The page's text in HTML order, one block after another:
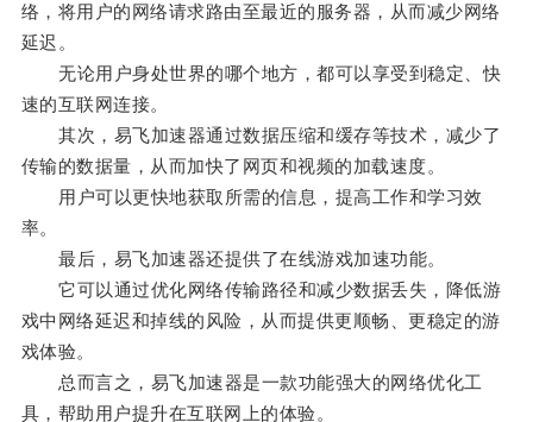
络，将用户的网络请求路由至最近的服务器，从而减少网络
延迟。
无论用户身处世界的哪个地方，都可以享受到稳定、快
速的互联网连接。
其次，易飞加速器通过数据压缩和缓存等技术，减少了
传输的数据量，从而加快了网页和视频的加载速度。
用户可以更快地获取所需的信息，提高工作和学习效
率。
最后，易飞加速器还提供了在线游戏加速功能。
它可以通过优化网络传输路径和减少数据丢失，降低游
戏中网络延迟和掉线的风险，从而提供更顺畅、更稳定的游
戏体验。
总而言之，易飞加速器是一款功能强大的网络优化工
具，帮助用户提升在互联网上的体验。